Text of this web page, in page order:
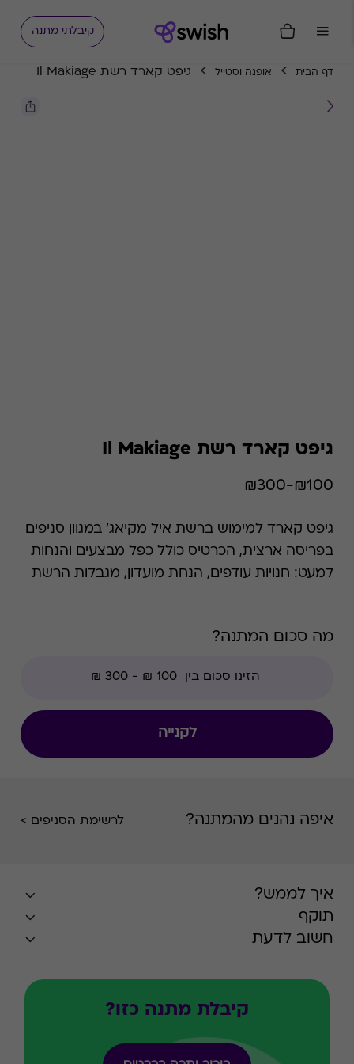
קיבלתי מתנה
דף הבית אופנה וסטייל גיפט קארד רשת Il Makiage
גיפט קארד רשת Il Makiage
₪100-₪300
גיפט קארד למימוש ברשת איל מקיאג' במגוון סניפים
בפריסה ארצית, הכרטיס כולל כפל מבצעים והנחות
למעט: חנויות עודפים, הנחת מועדון, מגבלות הרשת
מגוון אמיתי של איפור מקצועי ואיכותי, באמצעותו
חדשים ומעצימים מדי חודש, ומשתפים אתכן
להיות אמני האיפור של עצמכן.""
מה סכום המתנה?
לקנייה
איפה נהנים מהמתנה? לרשימת הסניפים >
איך לממש?
תוקף
חשוב לדעת
קיבלת מתנה כזו?